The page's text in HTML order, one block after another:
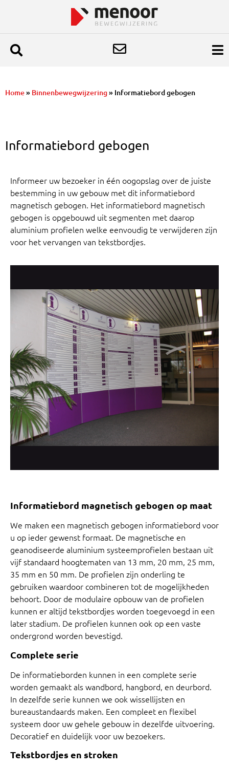
Home» Binnenbewegwijzering» Informatiebord gebogen
Informatiebord gebogen
Informeer uw bezoeker in één oogopslag over de juiste
bestemming in uw gebouw met dit informatiebord
magnetisch gebogen. Het informatiebord magnetisch
gebogen is opgebouwd uit segmenten met daarop
aluminium profielen welke eenvoudig te verwijderen zijn
voor het vervangen van tekstbordjes.
Informatiebord magnetisch gebogen op maat
We maken een magnetisch gebogen informatiebord voor
u op ieder gewenst formaat. De magnetische en
geanodiseerde aluminium systeemprofielen bestaan uit
vijf standaard hoogtematen van 13 mm, 20 mm, 25 mm,
35 mm en 50 mm. De profielen zijn onderling te
gebruiken waardoor combineren tot de mogelijkheden
behoort. Door de modulaire opbouw van de profielen
kunnen er altijd tekstbordjes worden toegevoegd in een
later stadium. De profielen kunnen ook op een vaste
ondergrond worden bevestigd.
Complete serie
De informatieborden kunnen in een complete serie
worden gemaakt als wandbord, hangbord, en deurbord.
In dezelfde serie kunnen we ook wissellijsten en
bureaustandaards maken. Een compleet en flexibel
systeem door uw gehele gebouw in dezelfde uitvoering.
Decoratief en duidelijk voor uw bezoekers.
Tekstbordjes en stroken